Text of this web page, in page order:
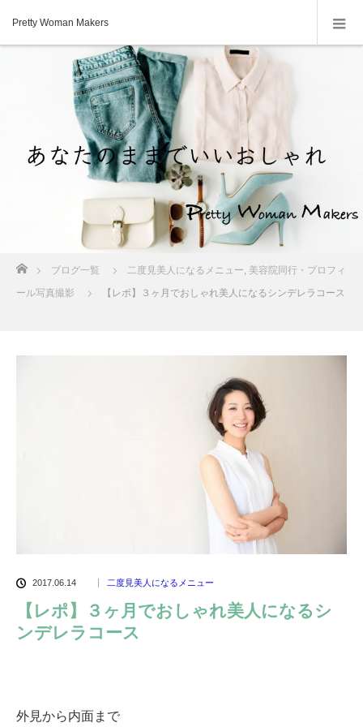
Pretty Woman Makers
ブログ一覧 二度見美人になるメニュー, 美容院同行・プロフィ
ール写真撮影
【レポ】３ヶ月でおしゃれ美人になるシンデレラコース
2017.06.14 二度見美人になるメニュー
【レポ】３ヶ月でおしゃれ美人になるシ
ンデレラコース
外見から内面まで